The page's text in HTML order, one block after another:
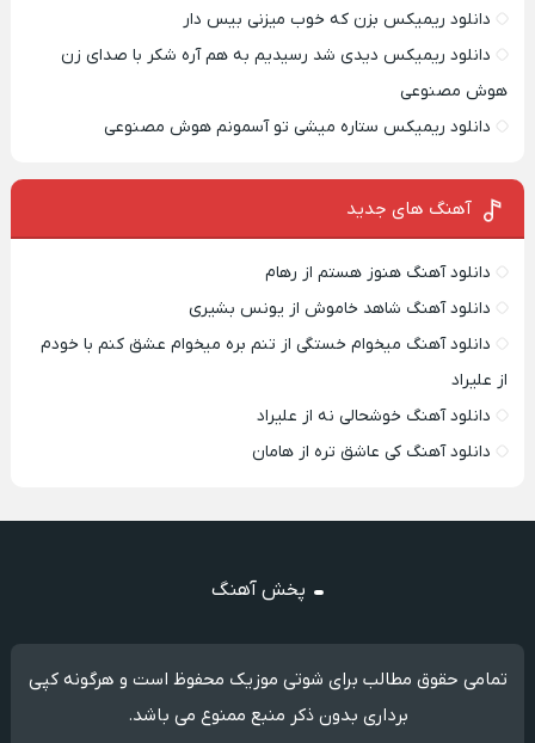
دانلود ریمیکس بزن که خوب میزنی بیس دار
دانلود ریمیکس دیدی شد رسیدیم به هم آره شکر با صدای زن
هوش مصنوعی
دانلود ریمیکس ستاره میشی تو آسمونم هوش مصنوعی
آهنگ های جدید
دانلود آهنگ هنوز هستم از رهام
دانلود آهنگ شاهد خاموش از یونس بشیری
دانلود آهنگ میخوام خستگی از تنم بره میخوام عشق کنم با خودم
از علیراد
دانلود آهنگ خوشحالی نه از علیراد
دانلود آهنگ کی عاشق تره از هامان
پخش آهنگ
تمامی حقوق مطالب برای شوتی موزیک محفوظ است و هرگونه کپی
برداری بدون ذکر منبع ممنوع می باشد.